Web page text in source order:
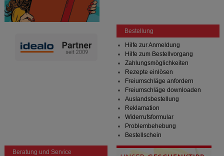
Bestellung
Hilfe zur Anmeldung
Hilfe zum Bestellvorgang
Zahlungsmöglichkeiten
Rezepte einlösen
Freiumschläge anfordern
Freiumschläge downloaden
Auslandsbestellung
Reklamation
Widerrufsformular
Problembehebung
Bestellschein
Beratung und Service